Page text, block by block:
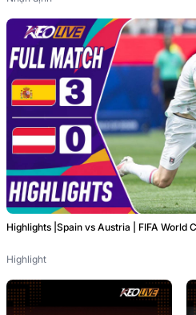
Highlights |Spain vs Austria | FIFA World
Highlight